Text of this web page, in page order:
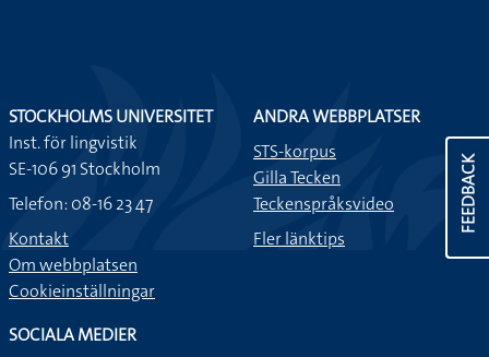
FEEDBACK
STOCKHOLMS UNIVERSITET
Inst. för lingvistik
SE-106 91 Stockholm
Telefon: 08-16 23 47
Kontakt
Om webbplatsen
Cookieinställningar
ANDRA WEBBPLATSER
STS-korpus
Gilla Tecken
Teckenspråksvideo
Fler länktips
SOCIALA MEDIER